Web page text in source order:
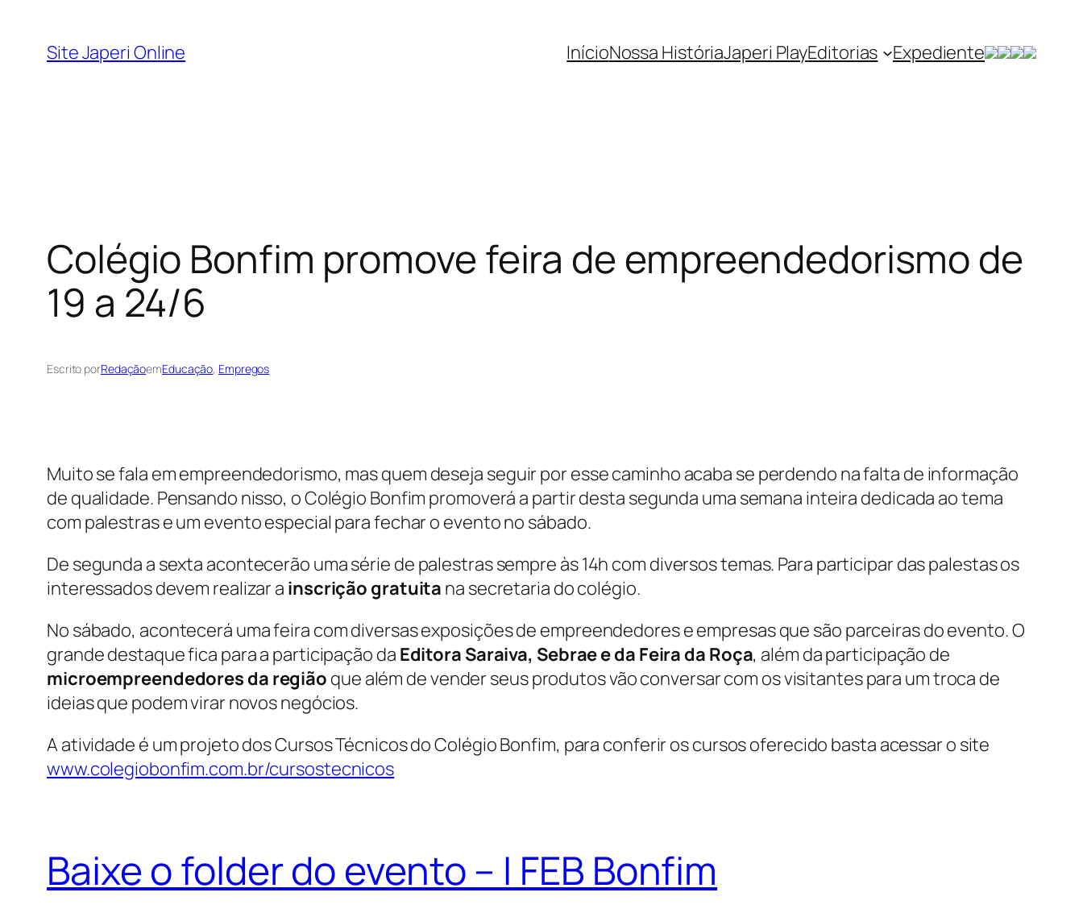
Site Japeri Online InícioNossa HistóriaJaperi PlayEditorias Expediente
Colégio Bonfim promove feira de empreendedorismo de
19 a 24/6
Escrito porRedaçãoemEducação, Empregos
Muito se fala em empreendedorismo, mas quem deseja seguir por esse caminho acaba se perdendo na falta de informação
de qualidade. Pensando nisso, o Colégio Bonfim promoverá a partir desta segunda uma semana inteira dedicada ao tema
com palestras e um evento especial para fechar o evento no sábado.
De segunda a sexta acontecerão uma série de palestras sempre às 14h com diversos temas. Para participar das palestas os
interessados devem realizar a inscrição gratuita na secretaria do colégio.
No sábado, acontecerá uma feira com diversas exposições de empreendedores e empresas que são parceiras do evento. O
grande destaque fica para a participação da Editora Saraiva, Sebrae e da Feira da Roça, além da participação de
microempreendedores da região que além de vender seus produtos vão conversar com os visitantes para um troca de
ideias que podem virar novos negócios.
A atividade é um projeto dos Cursos Técnicos do Colégio Bonfim, para conferir os cursos oferecido basta acessar o site
www.colegiobonfim.com.br/cursostecnicos
Baixe o folder do evento – I FEB Bonfim